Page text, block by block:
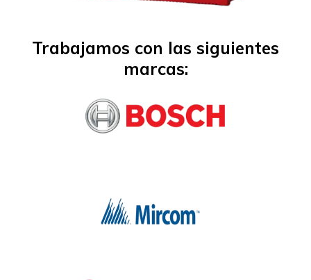
Trabajamos con las siguientes
marcas: